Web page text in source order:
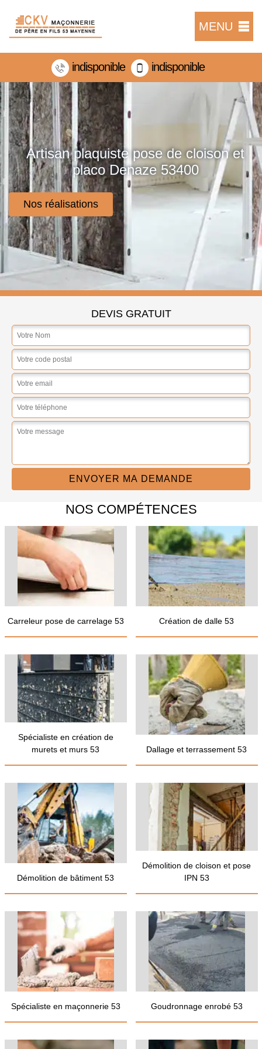
MENU
indisponible indisponible
Artisan plaquiste pose de cloison et
placo Denaze 53400
Nos réalisations
DEVIS GRATUIT
NOS COMPÉTENCES
Carreleur pose de carrelage 53 Création de dalle 53
Spécialiste en création de
murets et murs 53
Dallage et terrassement 53
Démolition de bâtiment 53
Démolition de cloison et pose
IPN 53
Spécialiste en maçonnerie 53 Goudronnage enrobé 53